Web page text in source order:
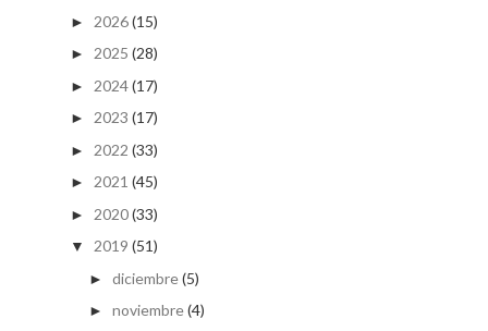
► 2026(15)
► 2025 (28)
► 2024(17)
► 2023 (17)
► 2022 (33)
► 2021 (45)
► 2020(33)
▼ 2019 (51)
► diciembre(5)
► noviembre(4)